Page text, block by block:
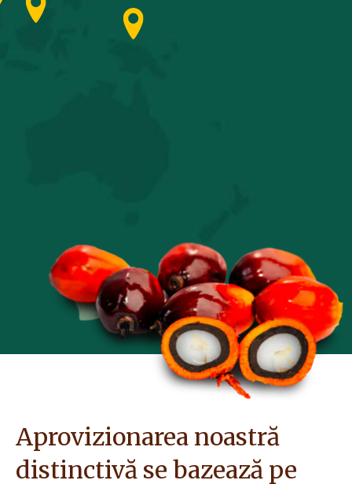
Aprovizionarea noastră
distinctivă se bazează pe